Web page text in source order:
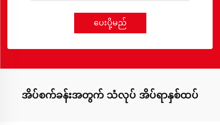
ပေးပို့မည်
အိပ်စက်ခန်းအတွက် သံလုပ် အိပ်ရာနှစ်ထပ်